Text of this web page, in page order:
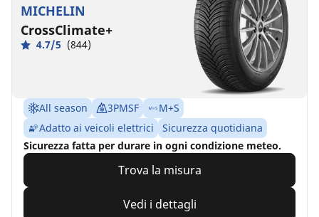
MICHELIN
CrossClimate+
4.7/5 (844)
All season 3PMSF
M+S
Adatto ai veicoli elettrici
Sicurezza quotidiana
Sicurezza fatta per durare in ogni condizione meteo.
Trova la misura
Vedi i dettagli